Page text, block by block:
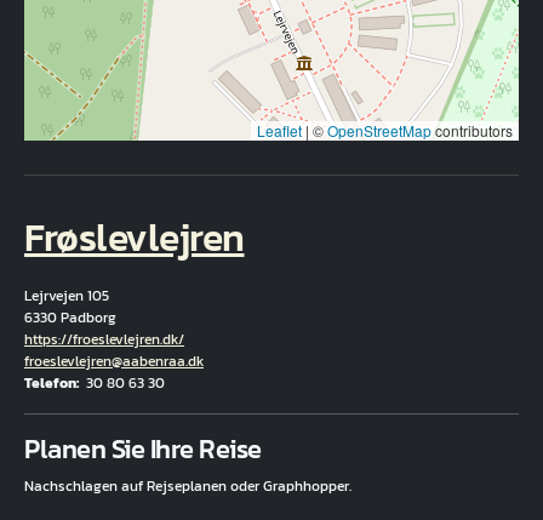
Leaflet|©OpenStreetMapcontributors
Frøslevlejren
Lejrvejen 105
6330 Padborg
Hjemmeside
https://froeslevlejren.dk/
E-Mail
froeslevlejren@aabenraa.dk
Telefon 30 80 63 30
Planen Sie Ihre Reise
Nachschlagen auf Rejseplanen oder Graphhopper.